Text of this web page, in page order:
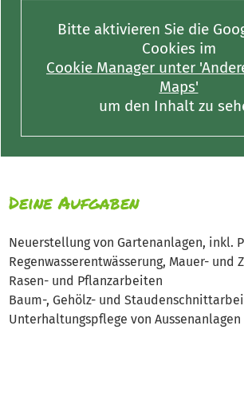
Bitte aktivieren Sie die
Cookies im
Cookie Manager unter
Maps'
um den Inhalt zu
Deine Aufgaben
Neuerstellung von Gartenanlagen, inkl.
Regenwasserentwässerung, Mauer- und
Rasen- und Pflanzarbeiten
Baum-, Gehölz- und
Unterhaltungspflege von Aussenanlagen